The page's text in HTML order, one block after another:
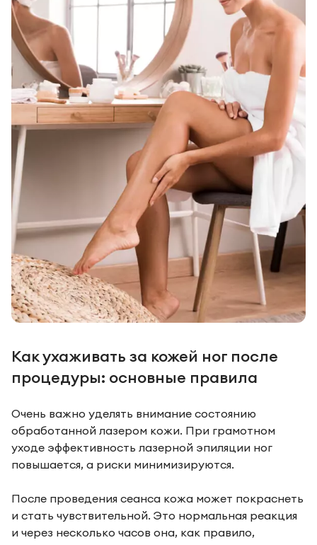
Как ухаживать за кожей ног после
процедуры: основные правила
Очень важно уделять внимание состоянию
обработанной лазером кожи. При грамотном
уходе эффективность лазерной эпиляции ног
повышается, а риски минимизируются.
После проведения сеанса кожа может покраснеть
и стать чувствительной. Это нормальная реакция
и через несколько часов она, как правило,